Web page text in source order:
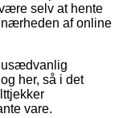
selv at hente
nærheden af online
usædvanlig
her, så i det
vare.